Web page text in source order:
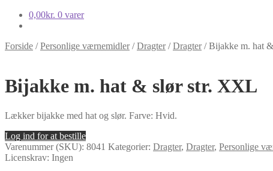
0,00kr. 0 varer
Forside /Personlige værnemidler/Dragter/Dragter/Bijakke m. hat
Bijakke m. hat & slør str. XXL
Lækker bijakke med hat og slør. Farve: Hvid.
Log ind for at bestille
Varenummer (SKU): 8041 Kategorier: Dragter, Dragter, Personlige
Licenskrav: Ingen